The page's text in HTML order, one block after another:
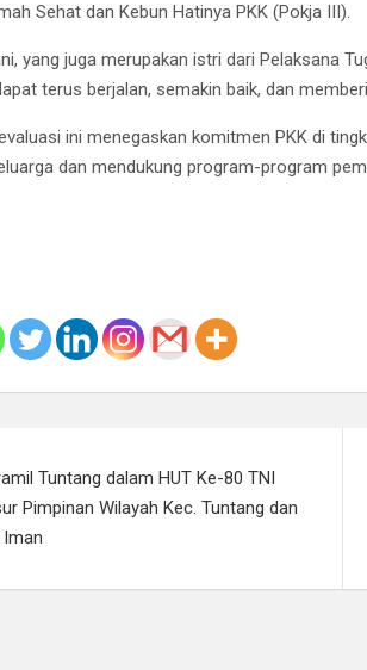
Sehat dan Kebun Hatinya PKK (Pokja III).
yang juga merupakan istri dari Pelaksana
terus berjalan, semakin baik, dan
ini menegaskan komitmen PKK di
dan mendukung program-program
Tuntang dalam HUT Ke-80 TNI
Pimpinan Wilayah Kec. Tuntang dan